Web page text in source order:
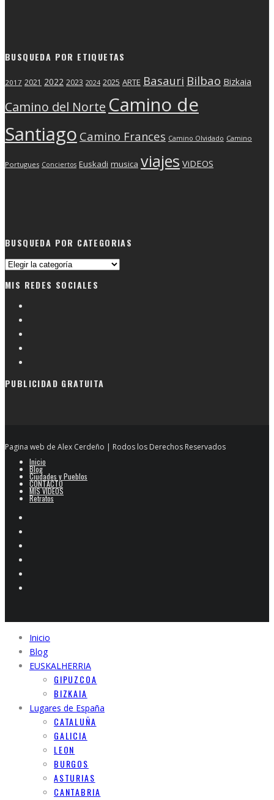
BUSQUEDA POR ETIQUETAS
2017 2021 2022 2023 2024 2025 ARTE Basauri Bilbao Bizkaia
Camino del Norte Camino de
Santiago Camino Frances Camino Olvidado Camino
Portugues Conciertos Euskadi musica viajes ViDEOS
BUSQUEDA POR CATEGORIAS
Busqueda
categorias
MIS REDES SOCIALES
PUBLICIDAD GRATUITA
Pagina web de Alex Cerdeño | Rodos los Derechos Reservados
Inicio
Blog
Ciudades y Pueblos
CONTACTO
MIS VIDEOS
Retratos
Inicio
Blog
EUSKALHERRIA
GIPUZCOA
BIZKAIA
Lugares de España
CATALUÑA
GALICIA
LEON
BURGOS
ASTURIAS
CANTABRIA